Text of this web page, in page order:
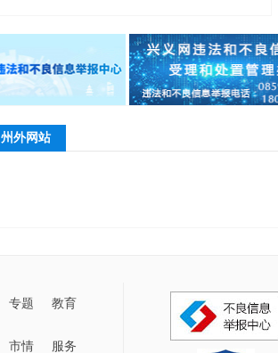
州外网站
专题 教育
市情 服务